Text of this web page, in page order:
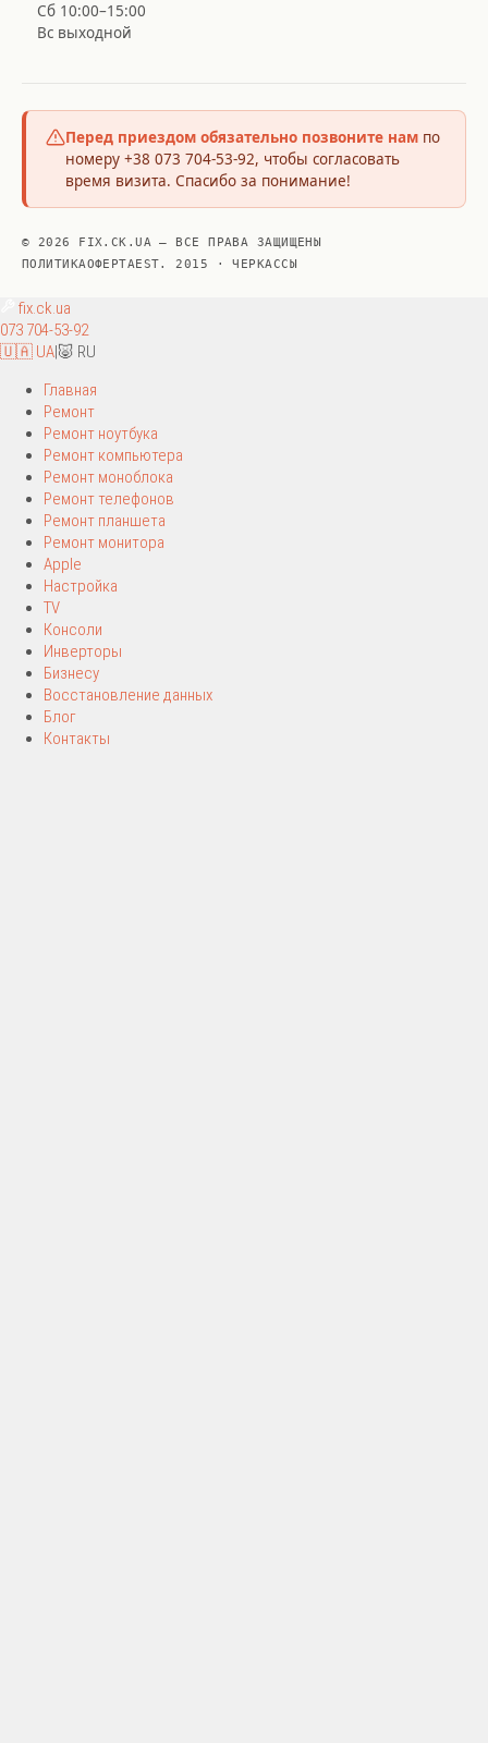
Сб 10:00–15:00
Вс выходной
Перед приездом обязательно позвоните нам по
номеру +38 073 704-53-92, чтобы согласовать
время визита. Спасибо за понимание!
© 2026 FIX.CK.UA — ВСЕ ПРАВА ЗАЩИЩЕНЫ
ПОЛИТИКАОФЕРТАEST. 2015 · ЧЕРКАССЫ
fix.ck.ua
073 704-53-92
🇺🇦 UA|🐷 RU
Главная
Ремонт
Ремонт ноутбука
Ремонт компьютера
Ремонт моноблока
Ремонт телефонов
Ремонт планшета
Ремонт монитора
Apple
Настройка
TV
Консоли
Инверторы
Бизнесу
Восстановление данных
Блог
Контакты